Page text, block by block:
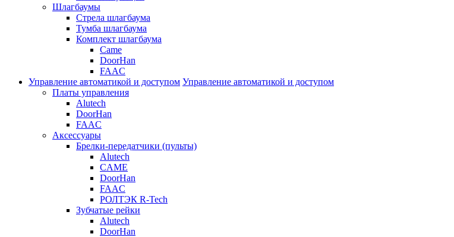
Шлагбаумы
Стрела шлагбаума
Тумба шлагбаума
Комплект шлагбаума
Came
DoorHan
FAAC
Управление автоматикой и доступом Управление автоматикой и доступом
Платы управления
Alutech
DoorHan
FAAC
Аксессуары
Брелки-передатчики (пульты)
Alutech
CAME
DoorHan
FAAC
РОЛТЭК R-Tech
Зубчатые рейки
Alutech
DoorHan